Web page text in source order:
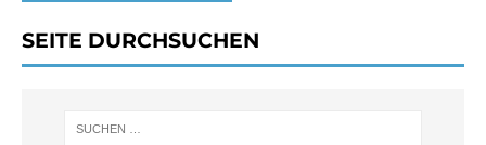
SEITE DURCHSUCHEN